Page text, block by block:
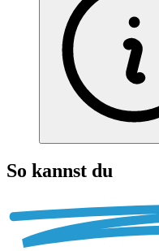
So kannst du